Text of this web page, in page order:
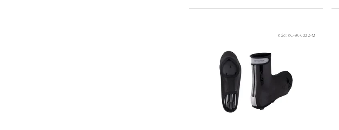
Kód: KC-906002-M